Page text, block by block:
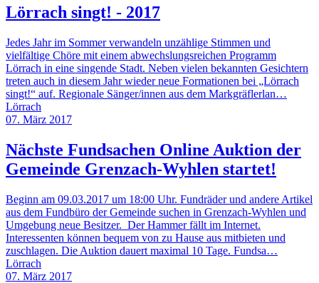
Lörrach singt! - 2017
Jedes Jahr im Sommer verwandeln unzählige Stimmen und
vielfältige Chöre mit einem abwechslungsreichen Programm
Lörrach in eine singende Stadt. Neben vielen bekannten Gesichtern
treten auch in diesem Jahr wieder neue Formationen bei „Lörrach
singt!“ auf. Regionale Sänger/innen aus dem Markgräflerlan…
Lörrach
07. März 2017
Nächste Fundsachen Online Auktion der
Gemeinde Grenzach-Wyhlen startet!
Beginn am 09.03.2017 um 18:00 Uhr. Fundräder und andere Artikel
aus dem Fundbüro der Gemeinde suchen in Grenzach-Wyhlen und
Umgebung neue Besitzer. Der Hammer fällt im Internet.
Interessenten können bequem von zu Hause aus mitbieten und
zuschlagen. Die Auktion dauert maximal 10 Tage. Fundsa…
Lörrach
07. März 2017